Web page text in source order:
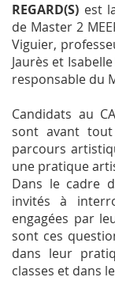
REGARD(S) est
de Master 2
Viguier,
Jaurès et
responsable du
Candidats au
sont avant
parcours
une pratique
Dans le cadre
invités à
engagées par
sont ces
dans leur
classes et dans